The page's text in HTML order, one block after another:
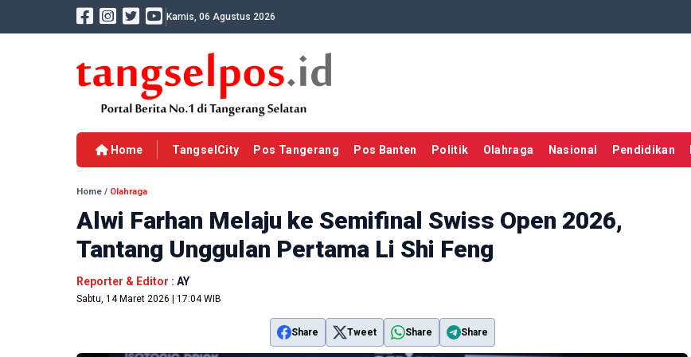
Kamis, 06 Agustus 2026
Home TangselCity Pos Tangerang Pos Banten Politik Olahraga Nasional Pendidikan
Home / Olahraga
Alwi Farhan Melaju ke Semifinal Swiss Open 2026,
Tantang Unggulan Pertama Li Shi Feng
Reporter & Editor : AY
Sabtu, 14 Maret 2026 | 17:04 WIB
Share Tweet Share Share